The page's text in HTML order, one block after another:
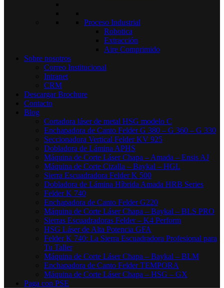
Proceso Industrial
Robotica
Extracción
Aire Comprimido
Sobre nosotros
Correo Institucional
Intranet
CRM
Descargar Brochure
Contacto
Blog
Cortadora láser de metal HSG modelo C​
Enchapadora de Canto Felder G 380 – G 360 – G 330
Seccionadora Vertical Felder KV 925
Dobladora de Lámina APHS
Máquina de Corte Láser Chapa – Amada – Ensis AJ
Máquina de Corte Cizalla – Baykal – HGL
Sierra Escuadradora Felder K 500
Dobladora de Lámina Híbrida Amada HRB Series
Felder K 740
Enchapadora de Canto Felder G220
Máquina de Corte Láser Chapa – Baykal – BLS PRO
Sierras Escuadradoras Felder – K4 Perform
HSG Láser de Alta Potencia GFA
Felder K 740: La Sierra Escuadradora Profesional para
Tu Taller
Máquina de Corte Láser Chapa – Baykal – BLM
Enchapadora de Canto Felder TEMPORA
Máquina de Corte Láser Chapa – HSG – GX
Paga con PSE